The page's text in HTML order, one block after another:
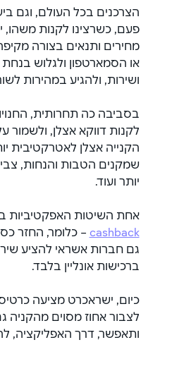
הצרכנים בכל העולם, וגם
פעם, כשרצינו לקנות משהו,
מחירים ותנאים בצורה
או הסמארטפון ולגלוש
ושירות, ולהגיע במהירות
בסביבה כה תחרותית,
לקנות דווקא אצלן, ולשמור
הקנייה אצלן לאטרקטיבית
שמקנים הטבות והנחות,
יותר ועוד.
אחת השיטות האפקטיביות
cashback – כלומר, החזר
גם חברות אשראי להציע
ברכישות אונליין בלבד.
כיום, ישראכרט מציעה
לצבור אחוז מסוים מהקניה
ותאפשר, דרך האפליקציה,